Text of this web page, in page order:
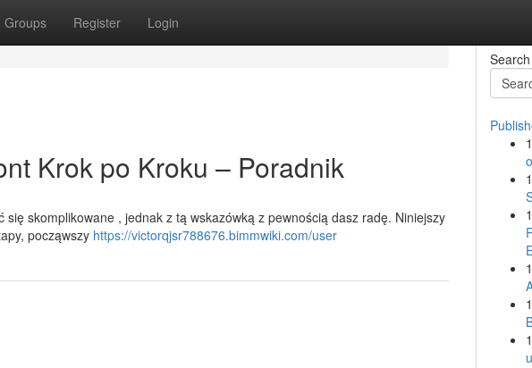
Groups Register Login
Krok po Kroku – Poradnik
skomplikowane , jednak z tą wskazówką z pewnością dasz radę. Niniejszy
począwszy https://victorqjsr788676.bimmwiki.com/user
Search
1
1
1
1
1
1